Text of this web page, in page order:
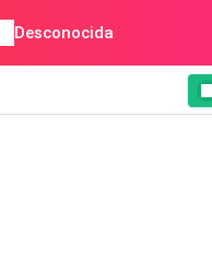
Desconocida